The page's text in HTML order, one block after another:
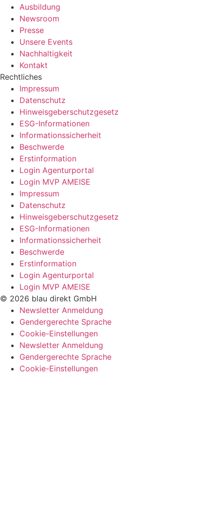
Ausbildung
Newsroom
Presse
Unsere Events
Nachhaltigkeit
Kontakt
Rechtliches
Impressum
Datenschutz
Hinweisgeberschutzgesetz
ESG-Informationen
Informationssicherheit
Beschwerde
Erstinformation
Login Agenturportal
Login MVP AMEISE
Impressum
Datenschutz
Hinweisgeberschutzgesetz
ESG-Informationen
Informationssicherheit
Beschwerde
Erstinformation
Login Agenturportal
Login MVP AMEISE
© 2026 blau direkt GmbH
Newsletter Anmeldung
Gendergerechte Sprache
Cookie-Einstellungen
Newsletter Anmeldung
Gendergerechte Sprache
Cookie-Einstellungen